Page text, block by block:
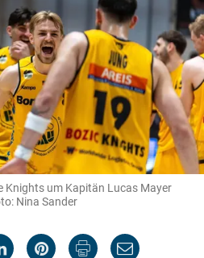
Knights um Kapitän Lucas Mayer
Nina Sander